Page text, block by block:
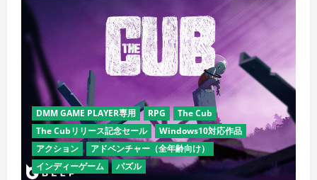
DMM GAME PLAYER専用 RPG
The Cub
The Cubリリース記念セール
Windows10対応作品
アクション
アドベンチャー（全年齢向け）
インディーゲーム
パズル